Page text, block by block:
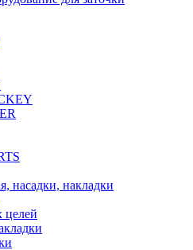
насадки, накладки
целей